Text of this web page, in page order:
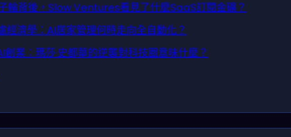
輪背後，Slow Ventures看見了什麼SaaS訂閱金礦？
經濟學：AI居家管理何時走向全自動化？
創業：瑪莎·史都華的逆襲對科技圈意味什麼？